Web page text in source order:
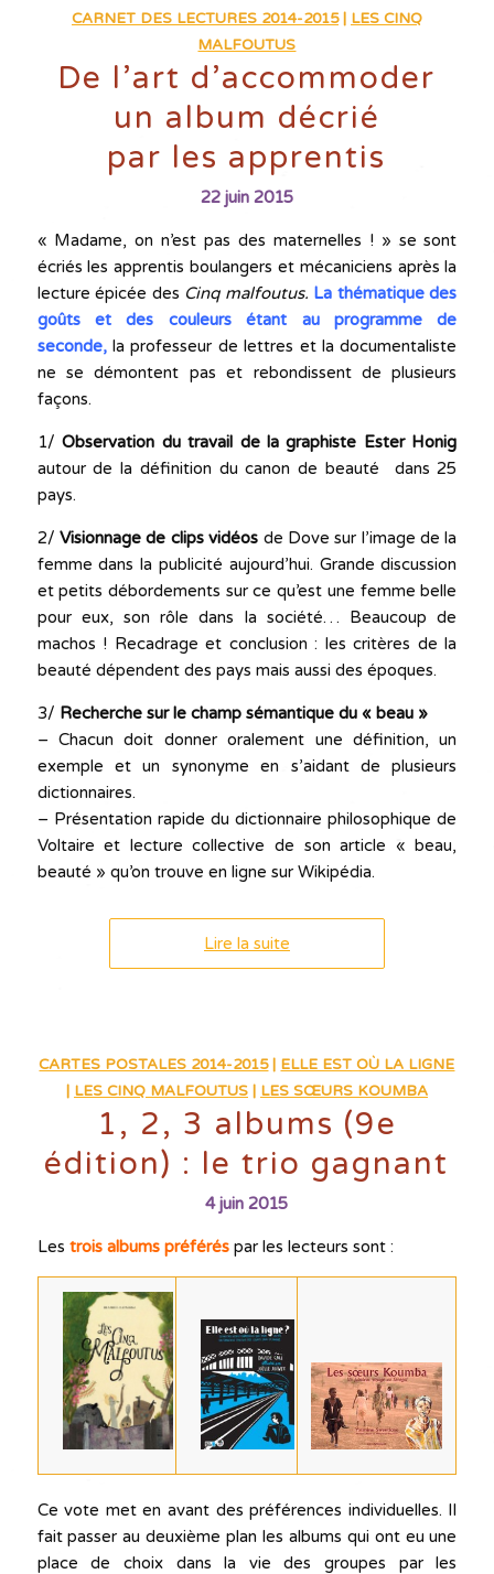
CARNET DES LECTURES 2014-2015| LES CINQ
MALFOUTUS
De l’art d’accommoder
un album décrié
par les apprentis
22 juin 2015
« Madame, on n’est pas des maternelles ! » se sont
écriés les apprentis boulangers et mécaniciens après la
lecture épicée des Cinq malfoutus. La thématique des
goûts et des couleurs étant au programme de
seconde, la professeur de lettres et la documentaliste
ne se démontent pas et rebondissent de plusieurs
façons.
1/Observation du travail de la graphiste Ester Honig
autour de la définition du canon de beauté dans 25
pays.
2/ Visionnage de clips vidéos de Dove sur l’image de la
femme dans la publicité aujourd’hui. Grande discussion
et petits débordements sur ce qu’est une femme belle
pour eux, son rôle dans la société… Beaucoup de
machos ! Recadrage et conclusion : les critères de la
beauté dépendent des pays mais aussi des époques.
3/ Recherche sur le champ sémantique du « beau »
– Chacun doit donner oralement une définition, un
exemple et un synonyme en s’aidant de plusieurs
dictionnaires.
– Présentation rapide du dictionnaire philosophique de
Voltaire et lecture collective de son article « beau,
beauté » qu’on trouve en ligne sur Wikipédia.
Lire la suite
CARTES POSTALES 2014-2015| ELLE EST OÙ LA LIGNE
LES CINQ MALFOUTUS| LES SŒURS KOUMBA
1, 2, 3 albums (9e
édition) : le trio gagnant
4 juin 2015
Les trois albums préféréspar les lecteurs sont :
Ce vote met en avant des préférences individuelles. Il
fait passer au deuxième plan les albums qui ont eu une
place de choix dans la vie des groupes par les